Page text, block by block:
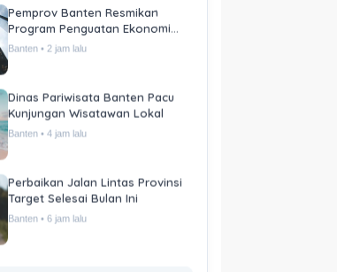
Pemprov Banten Resmikan
Program Penguatan Ekonomi
Daerah
Banten • 2 jam lalu
Dinas Pariwisata Banten Pacu
Kunjungan Wisatawan Lokal
Banten • 4 jam lalu
Perbaikan Jalan Lintas Provinsi
Target Selesai Bulan Ini
Banten • 6 jam lalu